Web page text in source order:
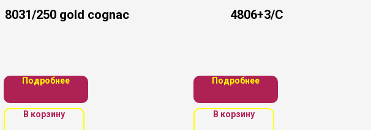
8031/250 gold cognac
Подробнее
В корзину
4806+3/C
Подробнее
В корзину